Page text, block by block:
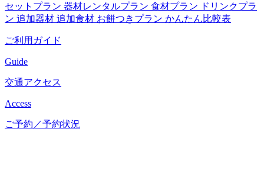
セットプラン 器材レンタルプラン 食材プラン ドリンクプラ
ン 追加器材 追加食材 お餅つきプラン かんたん比較表
ご利用ガイド
Guide
交通アクセス
Access
ご予約／予約状況